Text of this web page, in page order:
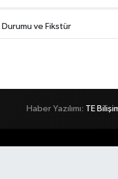
Durumu ve Fikstür
Haber Yazılımı: TE